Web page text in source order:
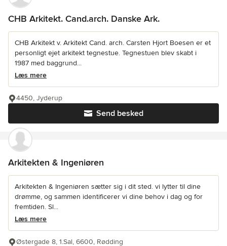
CHB Arkitekt. Cand.arch. Danske Ark.
CHB Arkitekt v. Arkitekt Cand. arch. Carsten Hjort Boesen er et
personligt ejet arkitekt tegnestue. Tegnestuen blev skabt i
1987 med baggrund...
Læs mere
Send besked
4450, Jyderup
Arkitekten & Ingeniøren
Arkitekten & Ingeniøren sætter sig i dit sted. vi lytter til dine
drømme, og sammen identificerer vi dine behov i dag og for
fremtiden. Sl...
Læs mere
Østergade 8, 1.Sal, 6600, Rødding